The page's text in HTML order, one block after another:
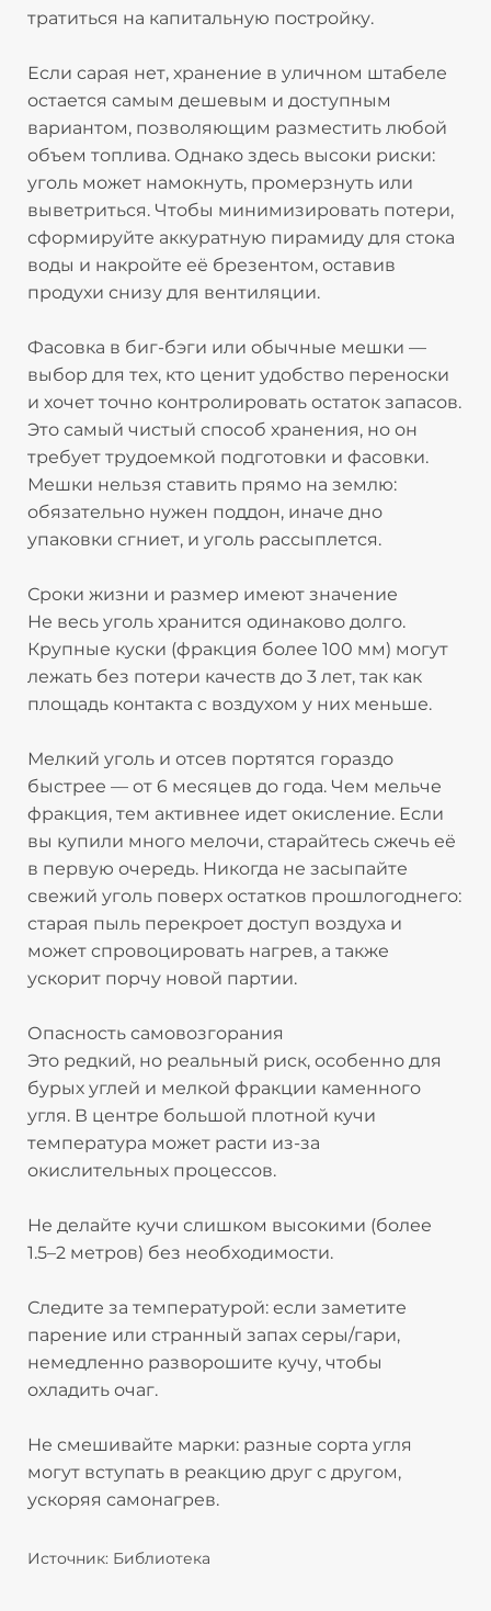
тратиться на капитальную постройку.​
Если сарая нет, хранение в уличном штабеле
остается самым дешевым и доступным
вариантом, позволяющим разместить любой
объем топлива. Однако здесь высоки риски:
уголь может намокнуть, промерзнуть или
выветриться. Чтобы минимизировать потери,
сформируйте аккуратную пирамиду для стока
воды и накройте её брезентом, оставив
продухи снизу для вентиляции.​
Фасовка в биг-бэги или обычные мешки —
выбор для тех, кто ценит удобство переноски
и хочет точно контролировать остаток запасов.
Это самый чистый способ хранения, но он
требует трудоемкой подготовки и фасовки.
Мешки нельзя ставить прямо на землю:
обязательно нужен поддон, иначе дно
упаковки сгниет, и уголь рассыплется.​
Сроки жизни и размер имеют значение
Не весь уголь хранится одинаково долго.
Крупные куски (фракция более 100 мм) могут
лежать без потери качеств до 3 лет, так как
площадь контакта с воздухом у них меньше.​
Мелкий уголь и отсев портятся гораздо
быстрее — от 6 месяцев до года. Чем мельче
фракция, тем активнее идет окисление. Если
вы купили много мелочи, старайтесь сжечь её
в первую очередь. Никогда не засыпайте
свежий уголь поверх остатков прошлогоднего:
старая пыль перекроет доступ воздуха и
может спровоцировать нагрев, а также
ускорит порчу новой партии.​
Опасность самовозгорания
Это редкий, но реальный риск, особенно для
бурых углей и мелкой фракции каменного
угля. В центре большой плотной кучи
температура может расти из-за
окислительных процессов.​
Не делайте кучи слишком высокими (более
1.5–2 метров) без необходимости.
Следите за температурой: если заметите
парение или странный запах серы/гари,
немедленно разворошите кучу, чтобы
охладить очаг.
Не смешивайте марки: разные сорта угля
могут вступать в реакцию друг с другом,
ускоряя самонагрев.​
Источник: Библиотека